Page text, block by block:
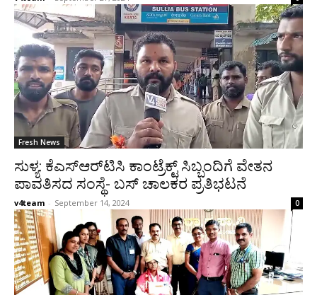
Fresh News
ಸುಳ್ಯ: ಕೆಎಸ್‌ಆರ್‌ಟಿಸಿ ಕಾಂಟ್ರೆಕ್ಟ್ ಸಿಬ್ಬಂದಿಗೆ ವೇತನ
ಪಾವತಿಸದ ಸಂಸ್ಥೆ- ಬಸ್ ಚಾಲಕರ ಪ್ರತಿಭಟನೆ
v4team - September 14, 2024 0